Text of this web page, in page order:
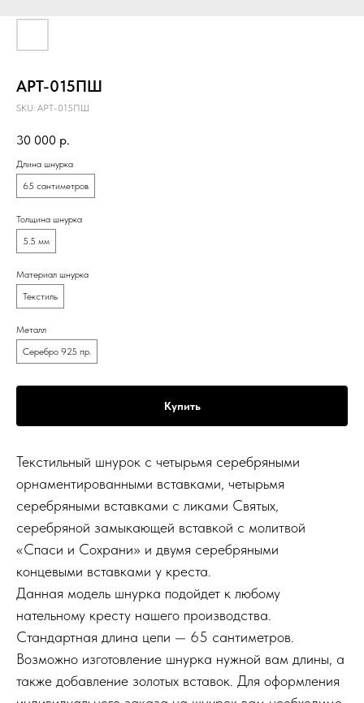
АРТ-015ПШ
SKU: АРТ-015ПШ
30 000 р.
Длина шнурка
65 сантиметров
Толщина шнурка
5.5 мм
Материал шнурка
Текстиль
Металл
Серебро 925 пр.
Купить
Текстильный шнурок с четырьмя серебряными
орнаментированными вставками, четырьмя
серебряными вставками с ликами Святых,
серебряной замыкающей вставкой с молитвой
«Спаси и Сохрани» и двумя серебряными
концевыми вставками у креста.
Данная модель шнурка подойдет к любому
нательному кресту нашего производства.
Стандартная длина цепи — 65 сантиметров.
Возможно изготовление шнурка нужной вам длины, а
также добавление золотых вставок. Для оформления